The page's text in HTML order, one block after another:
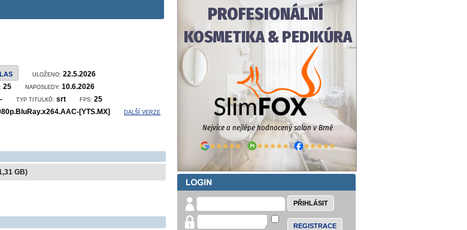
ULOŽENO: 22.5.2026
25 NAPOSLEDY: 10.6.2026
TYP TITULKŮ: srt FPS: 25
[YTS.MX] DALŠÍ VERZE
GB)
REGISTRACE